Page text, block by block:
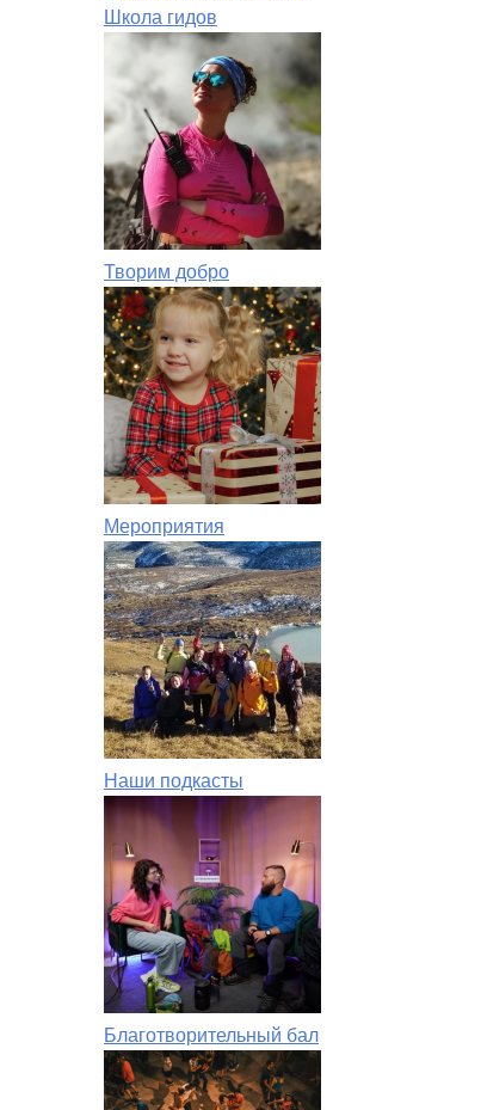
Школа гидов
Творим добро
Мероприятия
Наши подкасты
Благотворительный бал